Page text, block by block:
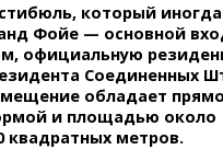
который
Фойе — основной
официальную
Соединенных
обладает
и площадью около
квадратных метров.